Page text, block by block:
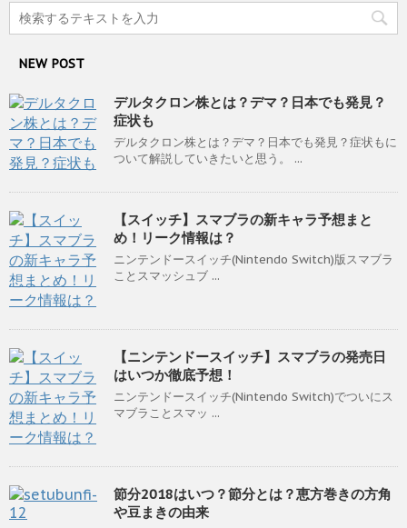
NEW POST
デルタクロン株とは？デマ？日本でも発見？
症状も
デルタクロン株とは？デマ？日本でも発見？症状もに
ついて解説していきたいと思う。 ...
【スイッチ】スマブラの新キャラ予想まと
め！リーク情報は？
ニンテンドースイッチ(Nintendo Switch)版スマブラ
ことスマッシュブ ...
【ニンテンドースイッチ】スマブラの発売日
はいつか徹底予想！
ニンテンドースイッチ(Nintendo Switch)でついにス
マブラことスマッ ...
節分2018はいつ？節分とは？恵方巻きの方角
や豆まきの由来